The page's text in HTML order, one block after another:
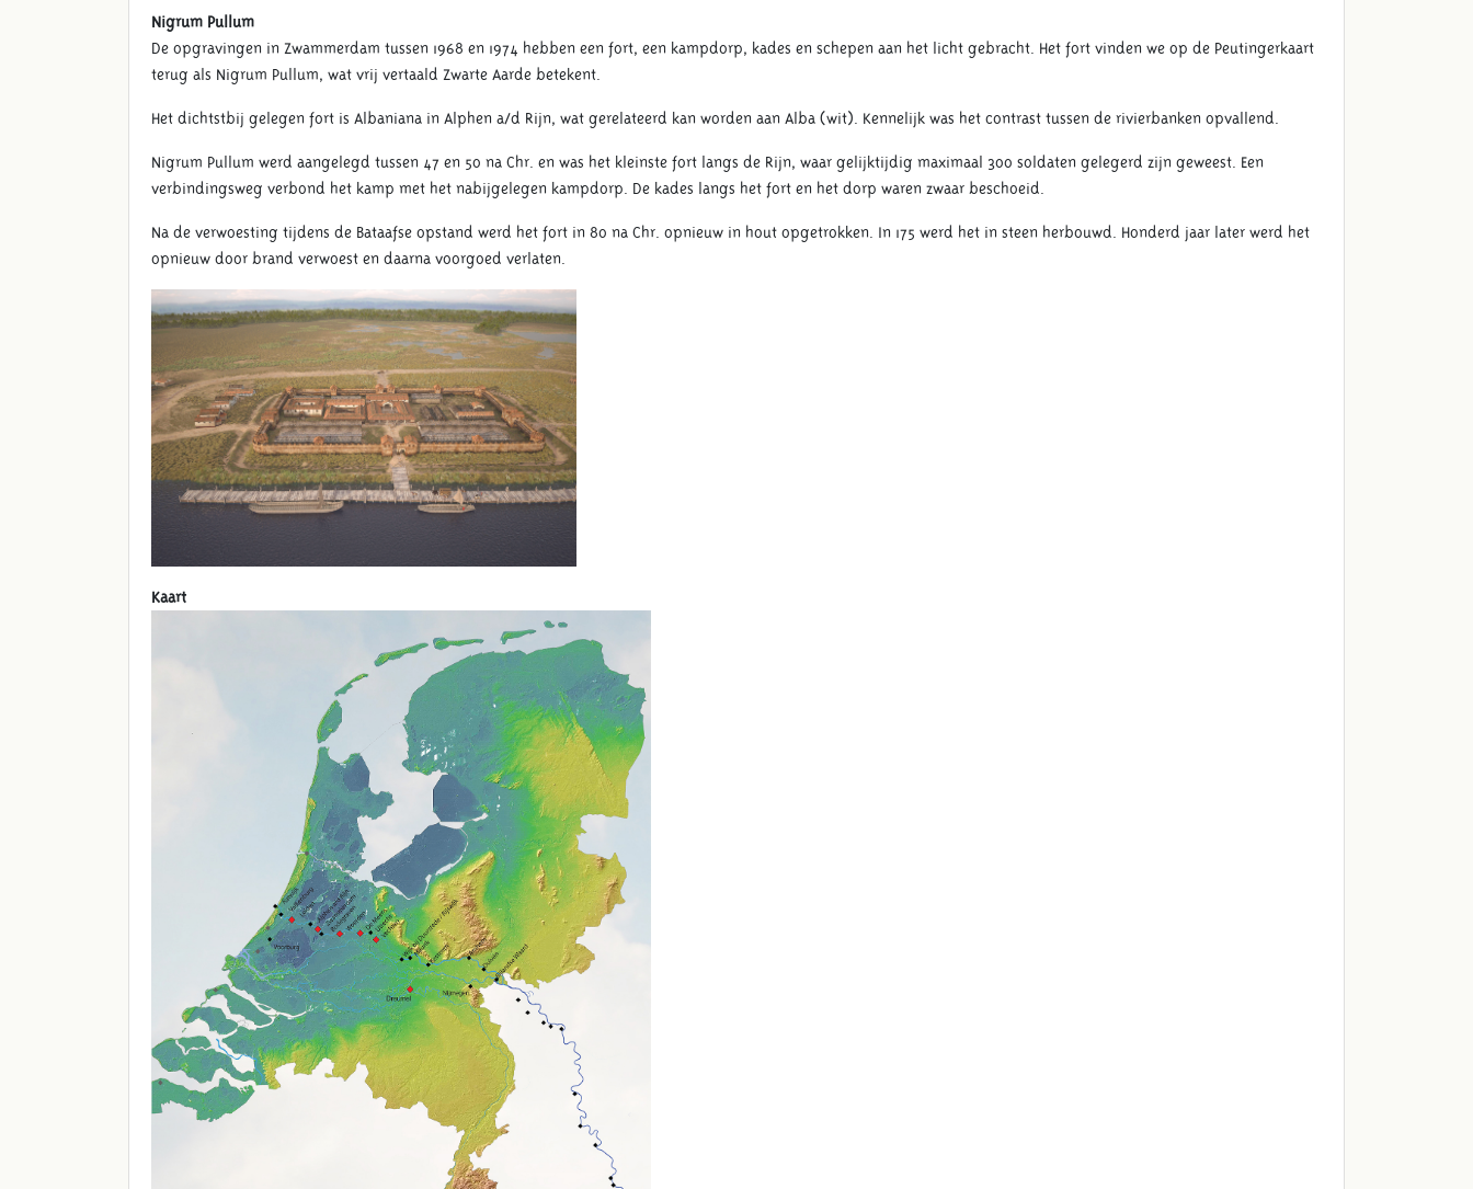
Nigrum Pullum
De opgravingen in Zwammerdam tussen 1968 en 1974 hebben een fort, een kampdorp, kades en schepen aan het licht gebracht. Het fort vinden we op de Peutingerkaart
terug als Nigrum Pullum, wat vrij vertaald Zwarte Aarde betekent.
Het dichtstbij gelegen fort is Albaniana in Alphen a/d Rijn, wat gerelateerd kan worden aan Alba (wit). Kennelijk was het contrast tussen de rivierbanken opvallend.
Nigrum Pullum werd aangelegd tussen 47 en 50 na Chr. en was het kleinste fort langs de Rijn, waar gelijktijdig maximaal 300 soldaten gelegerd zijn geweest. Een
verbindingsweg verbond het kamp met het nabijgelegen kampdorp. De kades langs het fort en het dorp waren zwaar beschoeid.
Na de verwoesting tijdens de Bataafse opstand werd het fort in 80 na Chr. opnieuw in hout opgetrokken. In 175 werd het in steen herbouwd. Honderd jaar later werd het
opnieuw door brand verwoest en daarna voorgoed verlaten.
Kaart